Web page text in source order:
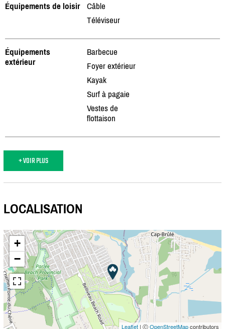
Équipements de loisir
Câble
Téléviseur
Équipements
extérieur
Barbecue
Foyer extérieur
Kayak
Surf à pagaie
Vestes de
flottaison
+ VOIR PLUS
LOCALISATION
+
−
Leaflet | ⒸOpenStreetMapcontributors